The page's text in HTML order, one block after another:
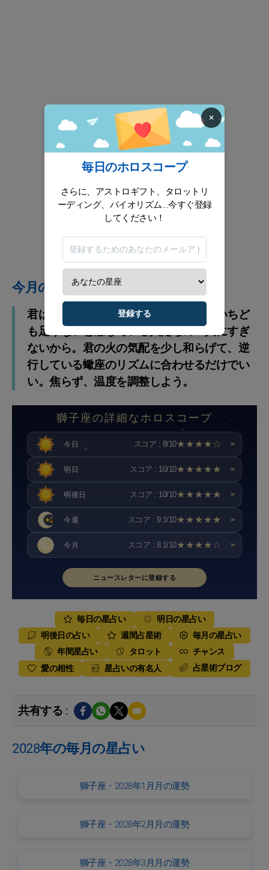
今月のアドバイス
君は文句を言う必要はない。だって、いちど
も足りないと感じている人たちの一人にすぎ
ないから。君の火の気配を少し和らげて、逆
行している蠍座のリズムに合わせるだけでい
い。焦らず、温度を調整しよう。
獅子座の詳細なホロスコープ
今日 スコア : 8/10★★★★☆ >
明日 スコア : 10/10★★★★★ >
明後日 スコア : 10/10★★★★★ >
今週 スコア : 9.1/10★★★★★ >
今月 スコア : 8.1/10★★★★☆ >
ニュースレターに登録する
毎日の星占い
明日の星占い
明後日の占い
週間占星術
毎月の星占い
年間星占い
タロット
チャンス
愛の相性
星占いの有名人 占星術ブログ
共有する :
2028年の毎月の星占い
獅子座・2028年1月月の運勢
獅子座・2028年2月月の運勢
獅子座・2028年3月月の運勢
×
毎日のホロスコープ
さらに、アストロギフト、タロットリ
ーディング、バイオリズム...今すぐ登録
してください！
登録する